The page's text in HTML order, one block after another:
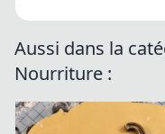
Aussi dans la
Nourriture :